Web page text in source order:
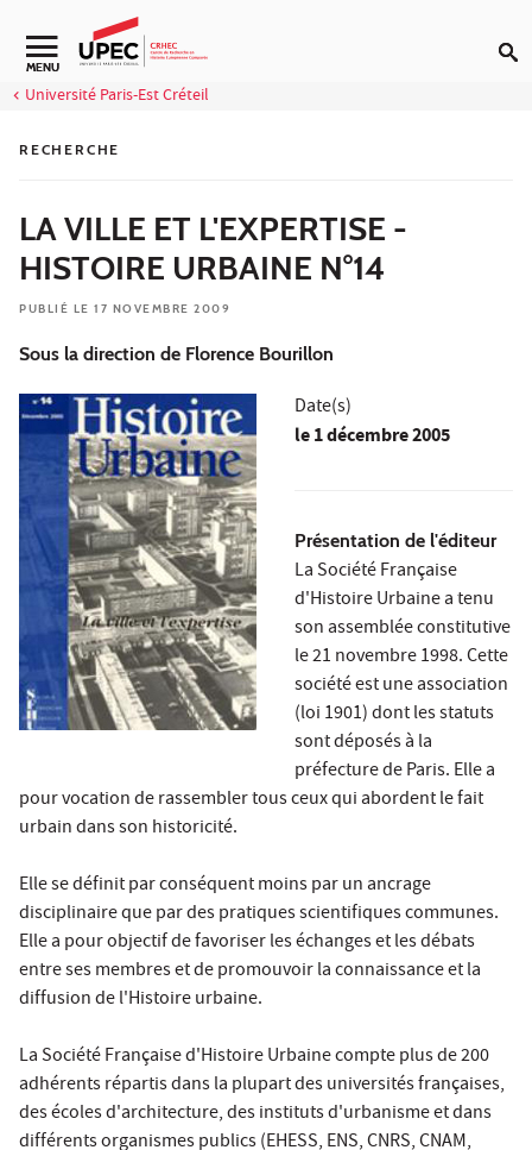
Aller au contenu
Navigation secondaire
MENU
Université Paris-Est Créteil
RECHERCHE
LA VILLE ET L'EXPERTISE -
HISTOIRE URBAINE N°14
PUBLIÉ LE 17 NOVEMBRE 2009
Sous la direction de Florence Bourillon
Date(s)
le1 décembre 2005
Présentation de l'éditeur
La Société Française
d'Histoire Urbaine a tenu
son assemblée constitutive
le 21 novembre 1998. Cette
société est une association
(loi 1901) dont les statuts
sont déposés à la
préfecture de Paris. Elle a
pour vocation de rassembler tous ceux qui abordent le fait
urbain dans son historicité.
Elle se définit par conséquent moins par un ancrage
disciplinaire que par des pratiques scientifiques communes.
Elle a pour objectif de favoriser les échanges et les débats
entre ses membres et de promouvoir la connaissance et la
diffusion de l'Histoire urbaine.
La Société Française d'Histoire Urbaine compte plus de 200
adhérents répartis dans la plupart des universités françaises,
des écoles d'architecture, des instituts d'urbanisme et dans
différents organismes publics (EHESS, ENS, CNRS, CNAM,